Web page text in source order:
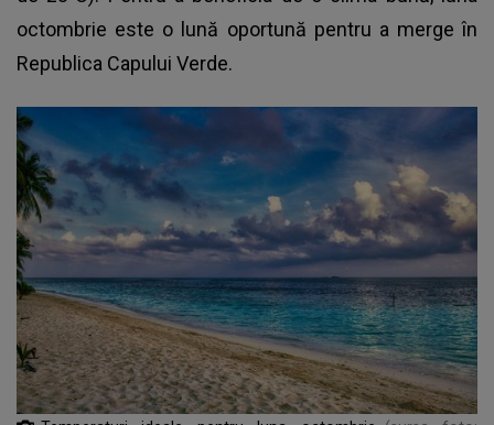
octombrie este o lună oportună pentru a merge în
Republica Capului Verde.